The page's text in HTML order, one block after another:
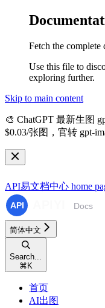
Fetch the complete
Use this file to
exploring further.
Skip to main content
🎨 ChatGPT 最新生图
$0.03/张图，官转 gpt-
API易文档中心 home
简体中文
Search...
⌘ K
首页
AI出图